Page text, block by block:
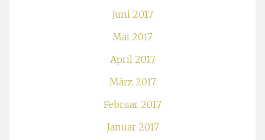
Juni 2017
Mai 2017
April 2017
März 2017
Februar 2017
Januar 2017